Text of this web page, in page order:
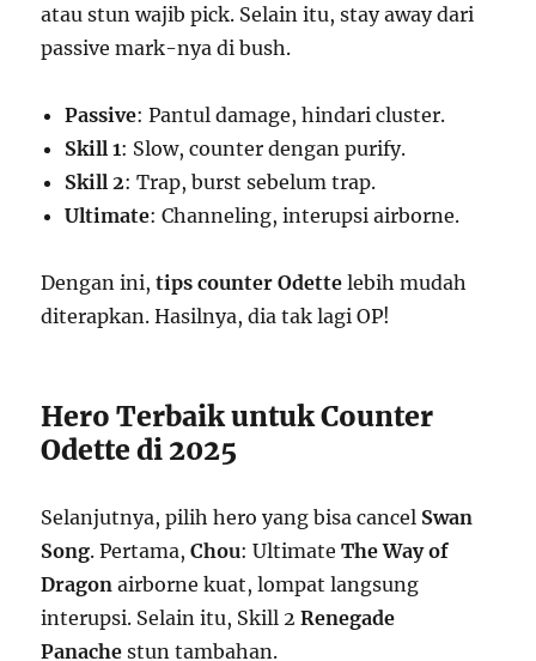
atau stun wajib pick. Selain itu, stay away dari
passive mark-nya di bush.
Passive: Pantul damage, hindari cluster.
Skill 1: Slow, counter dengan purify.
Skill 2: Trap, burst sebelum trap.
Ultimate: Channeling, interupsi airborne.
Dengan ini,tips counter Odette lebih mudah
diterapkan. Hasilnya, dia tak lagi OP!
Hero Terbaik untuk Counter
Odette di 2025
Selanjutnya, pilih hero yang bisa cancel Swan
Song. Pertama,Chou: UltimateThe Way of
Dragon airborne kuat, lompat langsung
interupsi. Selain itu, Skill 2Renegade
Panache stun tambahan.